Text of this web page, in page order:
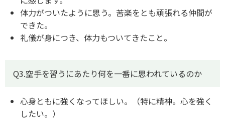
体力がついたように思う。苦楽をとも頑張れる仲間が
できた。
礼儀が身につき、体力もついてきたこと。
Q3.空手を習うにあたり何を一番に思われているのか
心身ともに強くなってほしい。（特に精神。心を強く
したい。）